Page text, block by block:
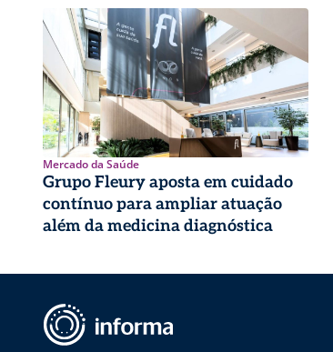
Mercado da Saúde
Grupo Fleury aposta em cuidado
contínuo para ampliar atuação
além da medicina diagnóstica